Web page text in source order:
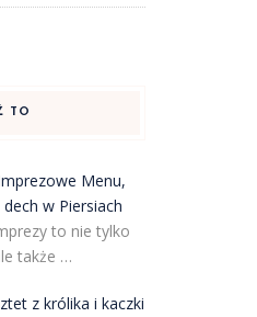
TO
Menu,
w Piersiach
to nie tylko
także …
z królika i kaczki